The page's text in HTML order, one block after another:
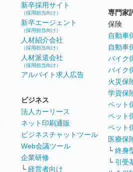
新卒採用サイト
（採用担当向け）
新卒エージェント
（採用担当向け）
人材紹介会社
（採用担当向け）
人材派遣会社
（採用担当向け）
アルバイト求人広告
ビジネス
法人カーリース
ネット印刷通販
ビジネスチャットツール
Web会議ツール
企業研修
└ 経営者向け
専門家
保険
自動車
自動車
バイク
バイク
火災保
学資保
ペット
ペット
ペット
医療保
└ 終身
└ 引受